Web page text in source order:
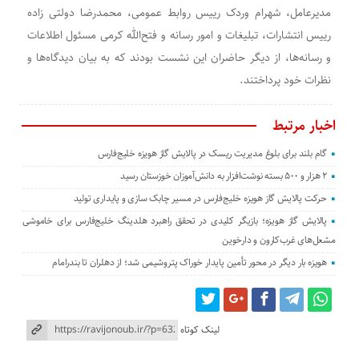
مدیرعامل، شهرام وردک رییس روابط عمومی، محمدرضا دولتی زاده
رییس انتشارات، تبلیغات و امور رسانه و فتح‌الله کرمی مسئول اطلاعات
و رسانه‌ها، از دیگر حاضران این نشست بودند که به بیان دیدگاه‌ها و
نظرات خود پرداختند.
اخبار مرتبط
گام بلند برای بلوغ مدیریت ریسک در پالایش گاز هویزه خلیج‌فارس
۲ هزار و ۵۰۰ بسته نوشت‌افزار به دانش‌آموزان خوزستان رسید
حرکت پالایش گاز هویزه خلیج‌فارس در مسیر چابک سازی و پایداری تولید
پالایش گاز هویزه؛ بازیگر کلیدی در تحقق راهبرد هلدینگ خلیج‌فارس برای خاموشی
مشعل‌های غرب‌کارون و دارخوین
هویزه بار دیگر در محور تأمین پایدار خوراک پتروشیمی شد؛ از دهلران تا بندرامام
لینک کوتاه